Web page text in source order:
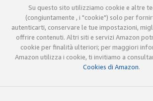
Su questo sito utilizziamo cookie e altre
(congiuntamente , i "cookie") solo per
autenticarti, conservare le tue impostazioni,
offrire contenuti. Altri siti e servizi Amazon
cookie per finalità ulteriori; per maggiori
Amazon utilizza i cookie, ti invitiamo a
Cookies di Amazon.